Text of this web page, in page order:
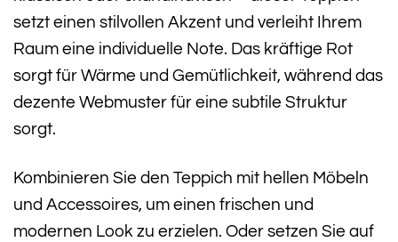
setzt einen stilvollen Akzent und verleiht Ihrem
Raum eine individuelle Note. Das kräftige Rot
sorgt für Wärme und Gemütlichkeit, während das
dezente Webmuster für eine subtile Struktur
sorgt.
Kombinieren Sie den Teppich mit hellen Möbeln
und Accessoires, um einen frischen und
modernen Look zu erzielen. Oder setzen Sie auf